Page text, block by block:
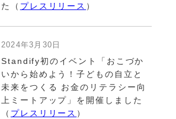
た（ プレスリリース ）
2024年3月30日
Standify初のイベント「おこづか
いから始めよう！子どもの自立と
未来をつくる お金のリテラシー向
上ミートアップ」を開催しました
（ プレスリリース ）